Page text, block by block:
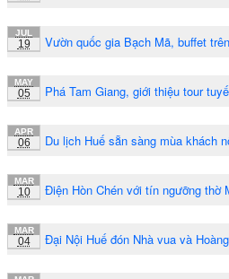
JUL
19 Vườn quốc gia Bạch Mã, buffet
MAY
05 Phá Tam Giang, giới thiệu tour
APR
06 Du lịch Huế sẵn sàng mùa khách
MAR
10 Điện Hòn Chén với tín ngưỡng thờ
MAR
04 Đại Nội Huế đón Nhà vua và